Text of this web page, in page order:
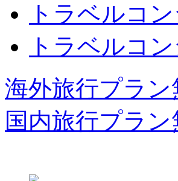
トラベルコ
トラベルコ
海外旅行プラ
国内旅行プラ